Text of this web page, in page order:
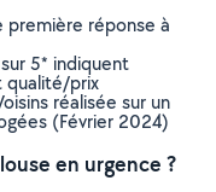
première réponse à
5* indiquent
qualité/prix
réalisée sur un
(Février 2024)
en urgence ?